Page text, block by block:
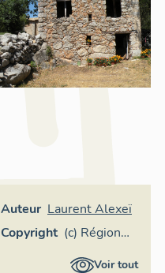
Auteur Laurent Alexeï
Copyright (c) Région
Provence-Voir tout